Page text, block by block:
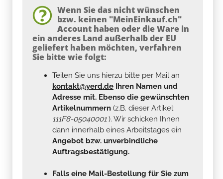
Wenn Sie das nicht wünschen
bzw. keinen "MeinEinkauf.ch"
Account haben oder die Ware in
ein anderes Land außerhalb der EU
geliefert haben möchten, verfahren
Sie bitte wie folgt:
Teilen Sie uns hierzu bitte per Mail an
kontakt@yerd.de Ihren Namen und
Adresse mit. Ebenso die gewünschten
Artikelnummern (z.B. dieser Artikel:
111F8-05040001). Wir schicken Ihnen
dann innerhalb eines Arbeitstages ein
Angebot bzw. unverbindliche
Auftragsbestätigung.
Falls eine Mail-Bestellung für Sie zum